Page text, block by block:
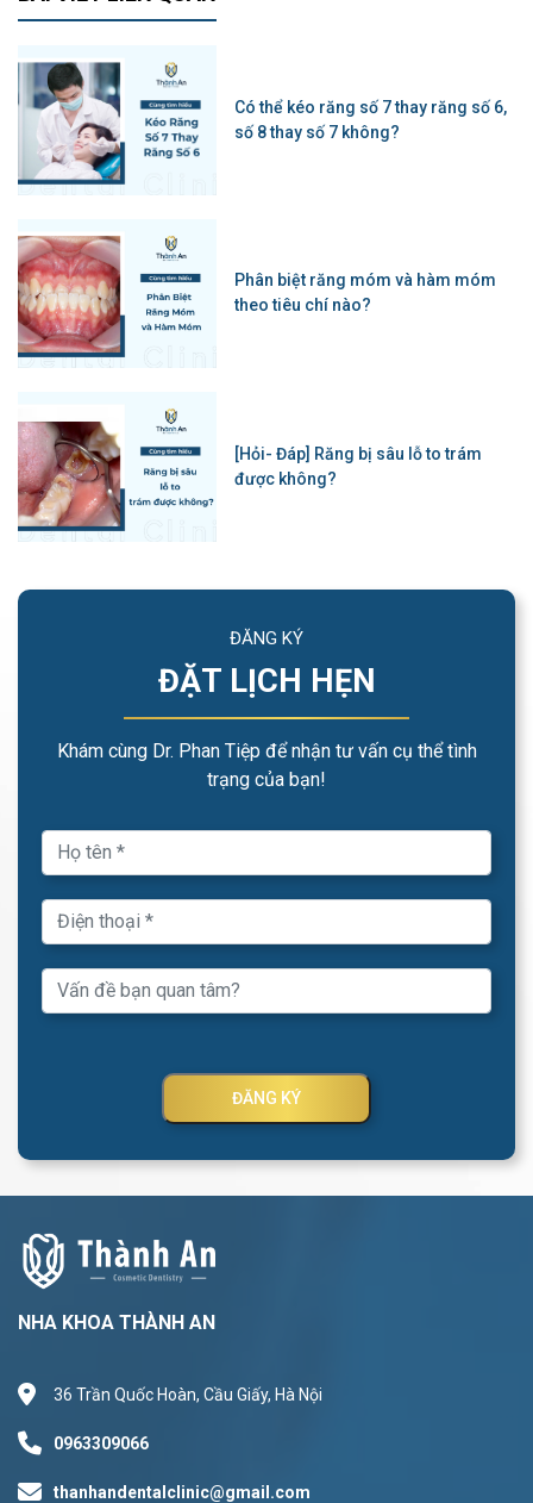
Có thể kéo răng số 7 thay răng số 6,
số 8 thay số 7 không?
Phân biệt răng móm và hàm móm
theo tiêu chí nào?
[Hỏi- Đáp] Răng bị sâu lỗ to trám
được không?
ĐĂNG KÝ
ĐẶT LỊCH HẸN
Khám cùng Dr. Phan Tiệp để nhận tư vấn cụ thể tình
trạng của bạn!
ĐĂNG KÝ
NHA KHOA THÀNH AN
36 Trần Quốc Hoàn, Cầu Giấy, Hà Nội
0963309066
thanhandentalclinic@gmail.com